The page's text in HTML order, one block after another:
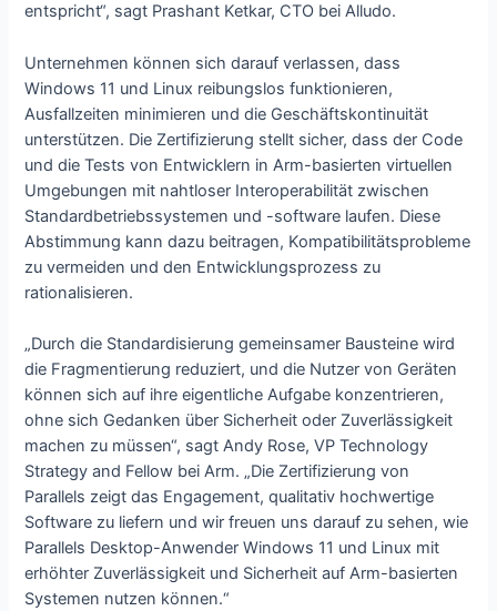
entspricht“, sagt Prashant Ketkar, CTO bei Alludo.
Unternehmen können sich darauf verlassen, dass
Windows 11 und Linux reibungslos funktionieren,
Ausfallzeiten minimieren und die Geschäftskontinuität
unterstützen. Die Zertifizierung stellt sicher, dass der Code
und die Tests von Entwicklern in Arm-basierten virtuellen
Umgebungen mit nahtloser Interoperabilität zwischen
Standardbetriebssystemen und -software laufen. Diese
Abstimmung kann dazu beitragen, Kompatibilitätsprobleme
zu vermeiden und den Entwicklungsprozess zu
rationalisieren.
„Durch die Standardisierung gemeinsamer Bausteine wird
die Fragmentierung reduziert, und die Nutzer von Geräten
können sich auf ihre eigentliche Aufgabe konzentrieren,
ohne sich Gedanken über Sicherheit oder Zuverlässigkeit
machen zu müssen“, sagt Andy Rose, VP Technology
Strategy and Fellow bei Arm. „Die Zertifizierung von
Parallels zeigt das Engagement, qualitativ hochwertige
Software zu liefern und wir freuen uns darauf zu sehen, wie
Parallels Desktop-Anwender Windows 11 und Linux mit
erhöhter Zuverlässigkeit und Sicherheit auf Arm-basierten
Systemen nutzen können.“